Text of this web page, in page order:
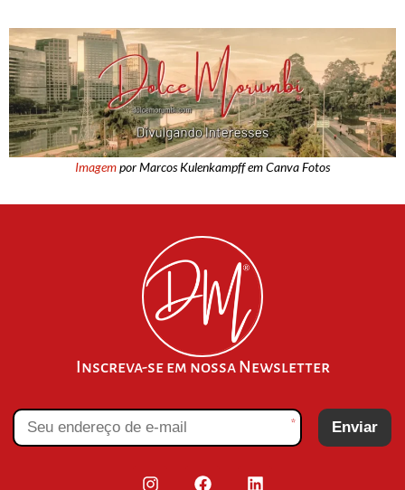
Imagempor Marcos Kulenkampff em Canva Fotos
Inscreva-se em nossa Newsletter
* Enviar